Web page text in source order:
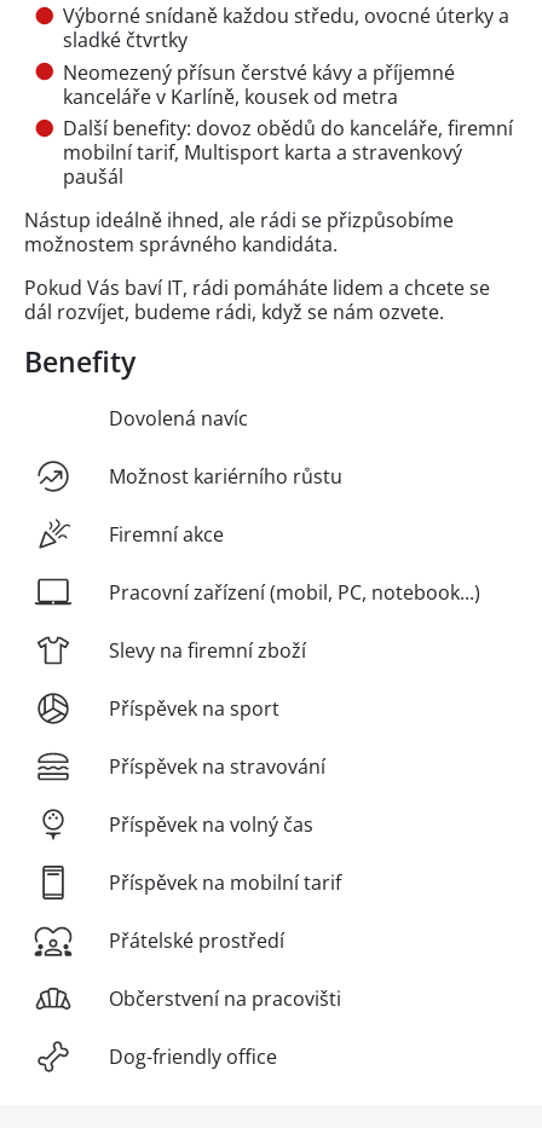
Výborné snídaně každou středu, ovocné úterky a
sladké čtvrtky
Neomezený přísun čerstvé kávy a příjemné
kanceláře v Karlíně, kousek od metra
Další benefity: dovoz obědů do kanceláře, firemní
mobilní tarif, Multisport karta a stravenkový
paušál
Nástup ideálně ihned, ale rádi se přizpůsobíme
možnostem správného kandidáta.
Pokud Vás baví IT, rádi pomáháte lidem a chcete se
dál rozvíjet, budeme rádi, když se nám ozvete.
Benefity
Dovolená navíc
Možnost kariérního růstu
Firemní akce
Pracovní zařízení (mobil, PC, notebook...)
Slevy na firemní zboží
Příspěvek na sport
Příspěvek na stravování
Příspěvek na volný čas
Příspěvek na mobilní tarif
Přátelské prostředí
Občerstvení na pracovišti
Dog-friendly office